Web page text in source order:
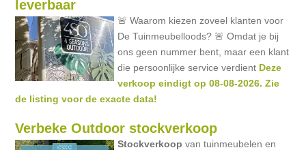
leverbaar
🚨 Waarom kiezen zoveel klanten voor
De Tuinmeubelloods? 🚨 Omdat je bij
ons geen nummer bent, maar een klant
die persoonlijke service verdient Deze
verkoop eindigt op 08-08-2026. Zie
de listing voor de exacte data!
Verbeke Outdoor stockverkoop
Stockverkoop van tuinmeubelen en